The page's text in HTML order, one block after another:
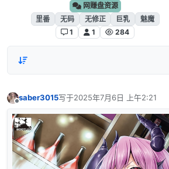
网赚盘资源
里番
无码 无修正 巨乳
魅魔
1
1 284
离线
saber3015写于2025年7月6日 上午2:21
最后由 编辑